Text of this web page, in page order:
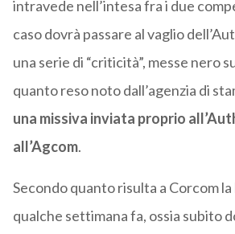
intravede nell’intesa fra i due
caso dovrà passare al vaglio
una serie di “criticità”, messe nero
quanto reso noto dall’agenzia di
una missiva inviata proprio
all’Agcom.
Secondo quanto risulta a Corcom
qualche settimana fa, ossia subito